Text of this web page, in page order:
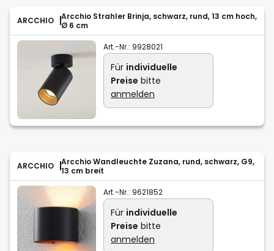
ARCCHIO
Arcchio Strahler Brinja, schwarz, rund, 13 cm hoch,
Ø 6 cm
Art.-Nr.: 9928021
Für individuelle
Preise bitte
anmelden
ARCCHIO
Arcchio Wandleuchte Zuzana, rund, schwarz, G9,
13 cm breit
Art.-Nr.: 9621852
Für individuelle
Preise bitte
anmelden